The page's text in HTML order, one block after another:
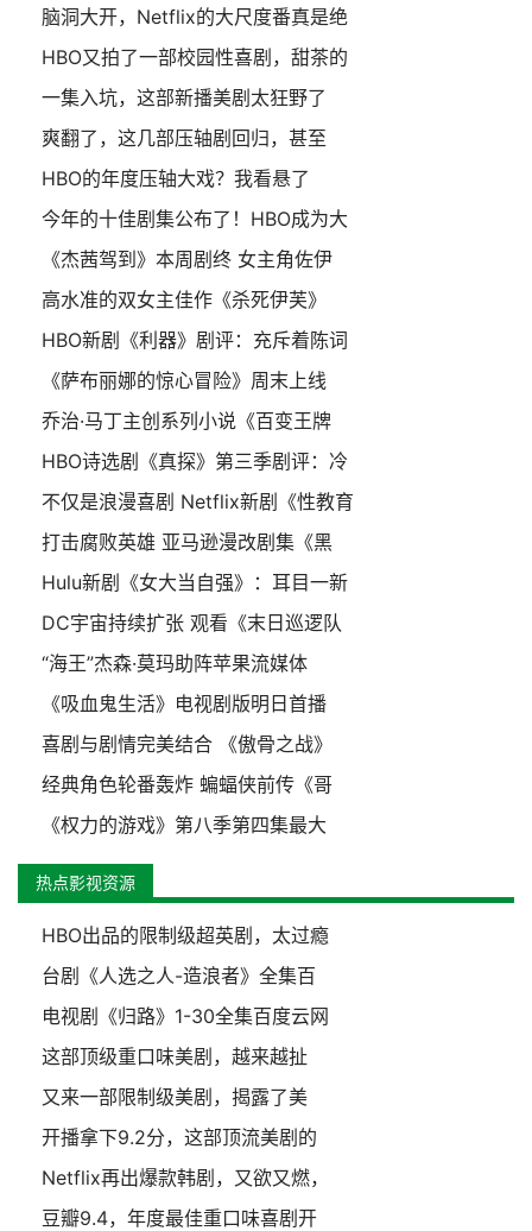
脑洞大开，Netflix的大尺度番真是绝
HBO又拍了一部校园性喜剧，甜茶的
一集入坑，这部新播美剧太狂野了
爽翻了，这几部压轴剧回归，甚至
HBO的年度压轴大戏？我看悬了
今年的十佳剧集公布了！HBO成为大
《杰茜驾到》本周剧终 女主角佐伊
高水准的双女主佳作《杀死伊芙》
HBO新剧《利器》剧评：充斥着陈词
《萨布丽娜的惊心冒险》周末上线
乔治·马丁主创系列小说《百变王牌
HBO诗选剧《真探》第三季剧评：冷
不仅是浪漫喜剧 Netflix新剧《性教育
打击腐败英雄 亚马逊漫改剧集《黑
Hulu新剧《女大当自强》：耳目一新
DC宇宙持续扩张 观看《末日巡逻队
“海王”杰森·莫玛助阵苹果流媒体
《吸血鬼生活》电视剧版明日首播
喜剧与剧情完美结合 《傲骨之战》
经典角色轮番轰炸 蝙蝠侠前传《哥
《权力的游戏》第八季第四集最大
热点影视资源
HBO出品的限制级超英剧，太过瘾
台剧《人选之人-造浪者》全集百
电视剧《归路》1-30全集百度云网
这部顶级重口味美剧，越来越扯
又来一部限制级美剧，揭露了美
开播拿下9.2分，这部顶流美剧的
Netflix再出爆款韩剧，又欲又燃，
豆瓣9.4，年度最佳重口味喜剧开